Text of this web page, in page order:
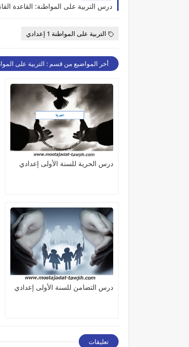
التربية على المواطنة 1 إعدادي
أخر المواضيع من قسم : التربية على المواطنة 1
درس الحرية للسنة الأولى إعدادي
درس التضامن للسنة الأولى إعدادي
تعليقات